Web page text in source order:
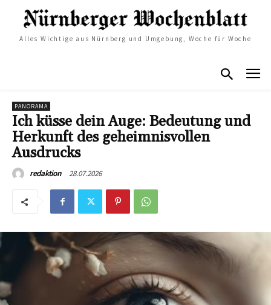
Alles Wichtige aus Nürnberg und Umgebung, Woche für Woche
PANORAMA
Ich küsse dein Auge: Bedeutung und
Herkunft des geheimnisvollen
Ausdrucks
redaktion 28.07.2026